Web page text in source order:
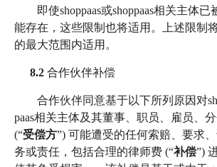
即使shoppaas或shoppaas相关主体已
能存在，这些限制也将适用。上述限制
的最大范围内适用。
8.2 合作伙伴补偿
合作伙伴同意基于以下所列原因对
paas相关主体及其董事、职员、雇员、
(“受偿方”) 可能遭受的任何索赔、要求
务或责任，包括合理的律师费 (“补偿”)